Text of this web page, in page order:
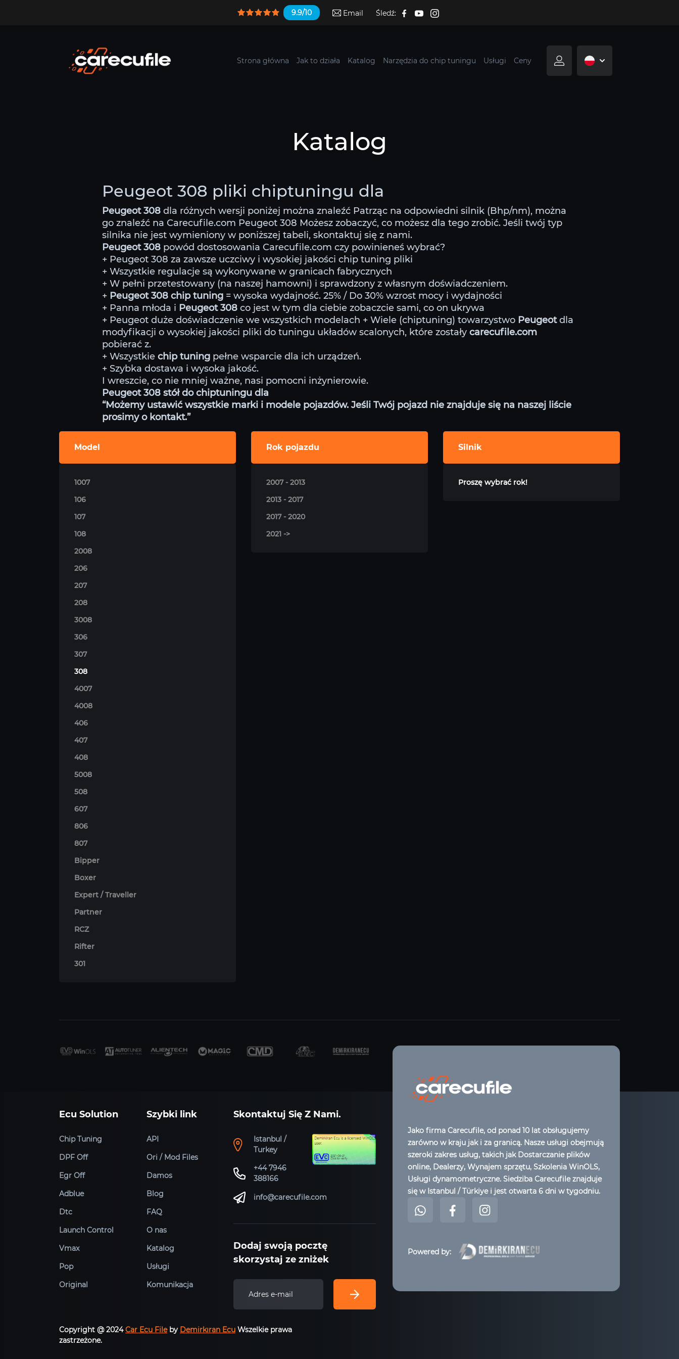
9.9/10 Email Śledź:
Strona główna Jak to działa Katalog Narzędzia do chip tuningu Usługi Ceny
Katalog
Peugeot 308 pliki chiptuningu dla
Peugeot 308 dla różnych wersji poniżej można znaleźć Patrząc na odpowiedni silnik (Bhp/nm), można
go znaleźć na Carecufile.com Peugeot 308 Możesz zobaczyć, co możesz dla tego zrobić. Jeśli twój typ
silnika nie jest wymieniony w poniższej tabeli, skontaktuj się z nami.
Peugeot 308 powód dostosowania Carecufile.com czy powinieneś wybrać?
+ Peugeot 308 za zawsze uczciwy i wysokiej jakości chip tuning pliki
+ Wszystkie regulacje są wykonywane w granicach fabrycznych
+ W pełni przetestowany (na naszej hamowni) i sprawdzony z własnym doświadczeniem.
+ Peugeot 308 chip tuning = wysoka wydajność. 25% / Do 30% wzrost mocy i wydajności
+ Panna młoda i Peugeot 308 co jest w tym dla ciebie zobaczcie sami, co on ukrywa
+ Peugeot duże doświadczenie we wszystkich modelach + Wiele (chiptuning) towarzystwo Peugeotdla
modyfikacji o wysokiej jakości pliki do tuningu układów scalonych, które zostały carecufile.com
pobierać z.
+ Wszystkie chip tuning pełne wsparcie dla ich urządzeń.
+ Szybka dostawa i wysoka jakość.
I wreszcie, co nie mniej ważne, nasi pomocni inżynierowie.
Peugeot 308 stół do chiptuningu dla
“Możemy ustawić wszystkie marki i modele pojazdów. Jeśli Twój pojazd nie znajduje się na naszej liście
prosimy o kontakt.”
Model
1007
106
107
108
2008
206
207
208
3008
306
307
308
4007
4008
406
407
408
5008
508
607
806
807
Bipper
Boxer
Expert / Traveller
Partner
RCZ
Rifter
301
Rok pojazdu
2007 - 2013
2013 - 2017
2017 - 2020
2021 ->
Silnik
Proszę wybrać rok!
Ecu Solution
Chip Tuning
DPF Off
Egr Off
Adblue
Dtc
Launch Control
Vmax
Pop
Original
Szybki link
API
Ori / Mod Files
Damos
Blog
FAQ
O nas
Katalog
Usługi
Komunikacja
Skontaktuj Się Z Nami.
Istanbul /
Turkey
+44 7946
388166
info@carecufile.com
Dodaj swoją pocztę
skorzystaj ze zniżek
Jako firma Carecufile, od ponad 10 lat obsługujemy
zarówno w kraju jak i za granicą. Nasze usługi obejmują
szeroki zakres usług, takich jak Dostarczanie plików
online, Dealerzy, Wynajem sprzętu, Szkolenia WinOLS,
Usługi dynamometryczne. Siedziba Carecufile znajduje
się w Istanbul / Türkiye i jest otwarta 6 dni w tygodniu.
Powered by:
Copyright @ 2024Car Ecu Fileby Demirkıran Ecu Wszelkie prawa
zastrzeżone.